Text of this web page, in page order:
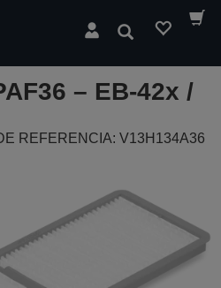
Buscar
– EB-42x /
REFERENCIA: V13H134A36